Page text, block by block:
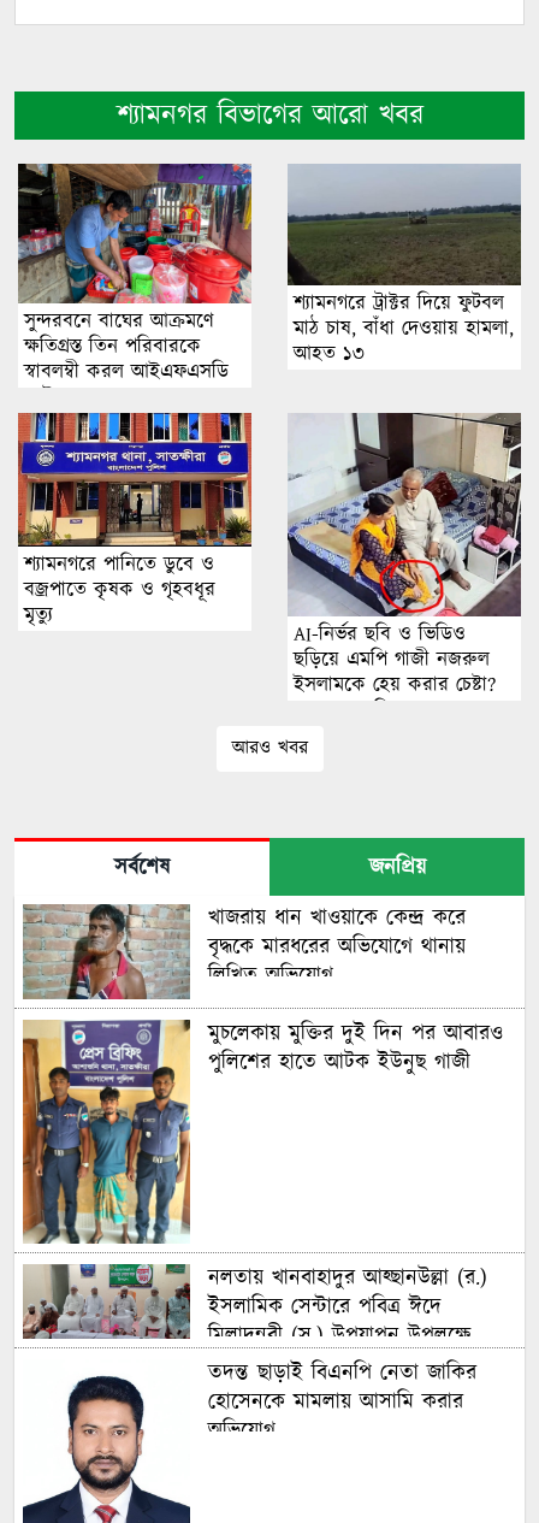
শ্যামনগর বিভাগের আরো খবর
সুন্দরবনে বাঘের আক্রমণে
ক্ষতিগ্রস্ত তিন পরিবারকে
স্বাবলম্বী করল আইএফএসডি
ফাউন্ডেশন
শ্যামনগরে ট্রাক্টর দিয়ে ফুটবল
মাঠ চাষ, বাঁধা দেওয়ায় হামলা,
আহত ১৩
শ্যামনগরে পানিতে ডুবে ও
বজ্রপাতে কৃষক ও গৃহবধূর
মৃত্যু
AI-নির্ভর ছবি ও ভিডিও
ছড়িয়ে এমপি গাজী নজরুল
ইসলামকে হেয় করার চেষ্টা?
অনুসন্ধানে মিলছে না বাস্তব
ঘটনার প্রমাণ
আরও খবর
সর্বশেষ
জনপ্রিয়
খাজরায় ধান খাওয়াকে কেন্দ্র করে
বৃদ্ধকে মারধরের অভিযোগে থানায়
লিখিত অভিযোগ
মুচলেকায় মুক্তির দুই দিন পর আবারও
পুলিশের হাতে আটক ইউনুছ গাজী
নলতায় খানবাহাদুর আহ্ছানউল্লা (র.)
ইসলামিক সেন্টারে পবিত্র ঈদে
মিলাদুন্নবী (স.) উপযাপন উপলক্ষে
পরামর্শ সভা অনুষ্ঠিত
তদন্ত ছাড়াই বিএনপি নেতা জাকির
হোসেনকে মামলায় আসামি করার
অভিযোগ